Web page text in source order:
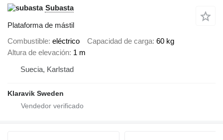
Subasta
Plataforma de mástil
Combustible eléctrico Capacidad de carga 60 kg
Altura de elevación 1 m
Suecia, Karlstad
Klaravik Sweden